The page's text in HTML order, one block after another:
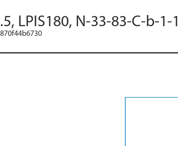
LPIS180, N-33-83-C-b-1-1